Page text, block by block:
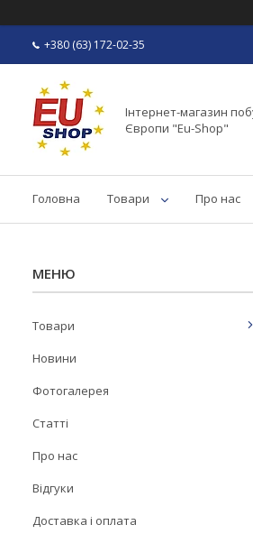
+380 (63) 172-02-35
Інтернет-магазин
Європи "Eu-Shop"
Головна Товари Про нас
Товари
Новини
Фотогалерея
Статті
Про нас
Відгуки
Доставка і оплата